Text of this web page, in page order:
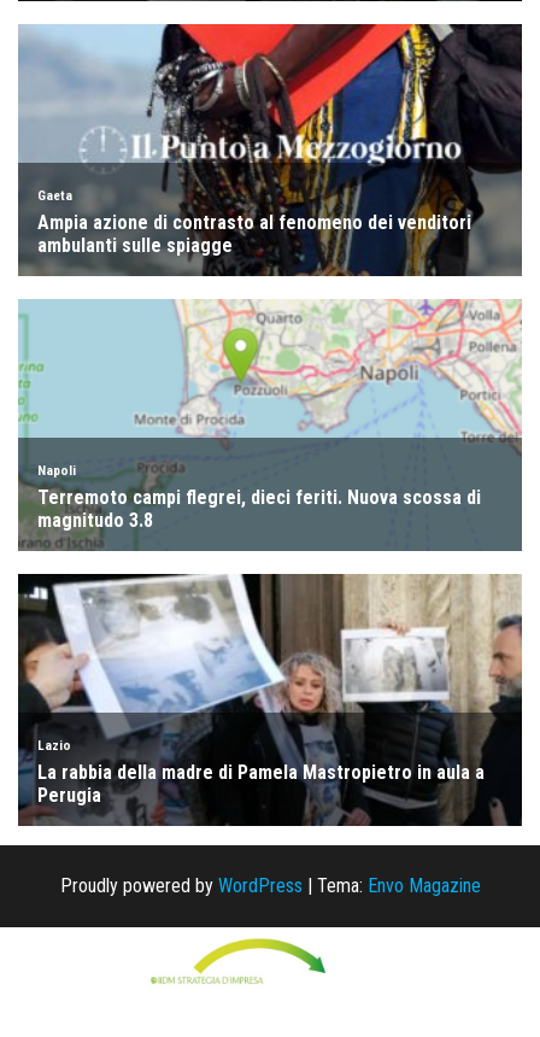
Proudly powered by WordPress Tema: Envo Magazine